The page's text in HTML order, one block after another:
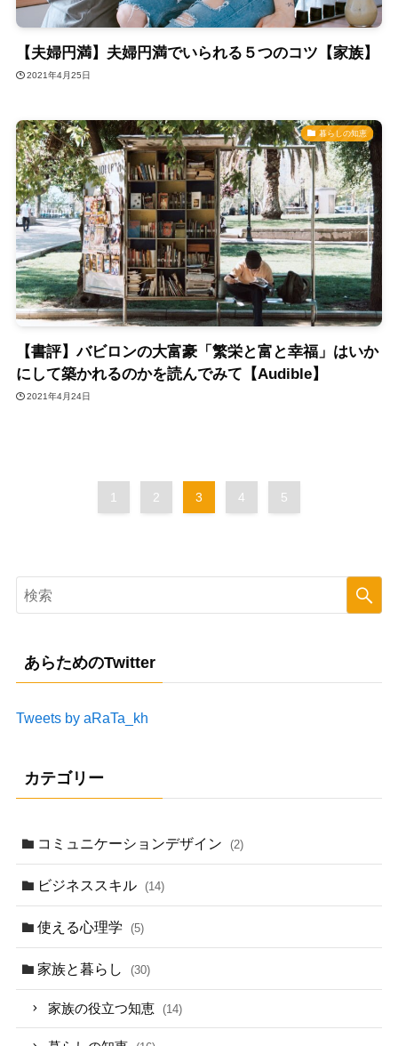
【夫婦円満】夫婦円満でいられる５つのコツ【家族】
2021年4月25日
暮らしの知恵
【書評】バビロンの大富豪「繁栄と富と幸福」はいか
にして築かれるのかを読んでみて【Audible】
2021年4月24日
1 2 3 4 5
あらためのTwitter
Tweets by aRaTa_kh
カテゴリー
コミュニケーションデザイン (2)
ビジネススキル (14)
使える心理学 (5)
家族と暮らし (30)
家族の役立つ知恵 (14)